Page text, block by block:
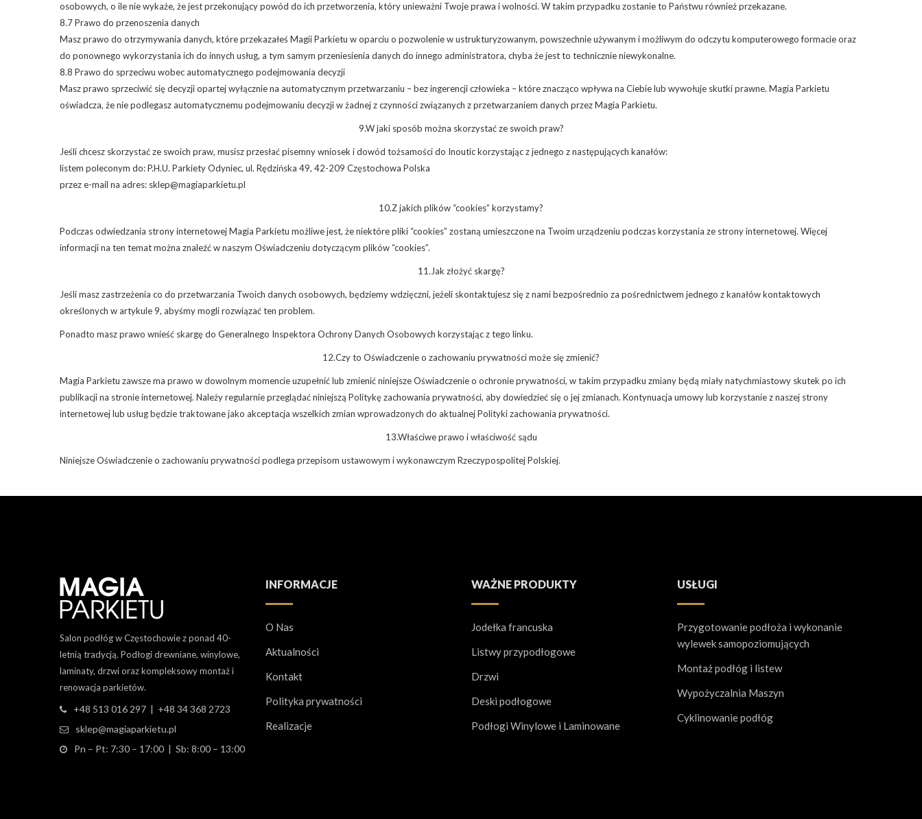
osobowych, o ile nie wykaże, że jest przekonujący powód do ich przetworzenia, który unieważni Twoje prawa i wolności. W takim przypadku zostanie to Państwu również przekazane.
8.7 Prawo do przenoszenia danych
Masz prawo do otrzymywania danych, które przekazałeś Magii Parkietu w oparciu o pozwolenie w ustrukturyzowanym, powszechnie używanym i możliwym do odczytu komputerowego formacie oraz
do ponownego wykorzystania ich do innych usług, a tym samym przeniesienia danych do innego administratora, chyba że jest to technicznie niewykonalne.
8.8 Prawo do sprzeciwu wobec automatycznego podejmowania decyzji
Masz prawo sprzeciwić się decyzji opartej wyłącznie na automatycznym przetwarzaniu – bez ingerencji człowieka – które znacząco wpływa na Ciebie lub wywołuje skutki prawne. Magia Parkietu
oświadcza, że ​​nie podlegasz automatycznemu podejmowaniu decyzji w żadnej z czynności związanych z przetwarzaniem danych przez Magia Parkietu.
9.W jaki sposób można skorzystać ze swoich praw?
Jeśli chcesz skorzystać ze swoich praw, musisz przesłać pisemny wniosek i dowód tożsamości do Inoutic korzystając z jednego z następujących kanałów:
listem poleconym do: P.H.U. Parkiety Odyniec, ul. Rędzińska 49, 42-209 Częstochowa Polska
przez e-mail na adres: sklep@magiaparkietu.pl
10.Z jakich plików “cookies” korzystamy?
Podczas odwiedzania strony internetowej Magia Parkietu możliwe jest, że niektóre pliki “cookies” zostaną umieszczone na Twoim urządzeniu podczas korzystania ze strony internetowej. Więcej
informacji na ten temat można znaleźć w naszym Oświadczeniu dotyczącym plików “cookies”.
11.Jak złożyć skargę?
Jeśli masz zastrzeżenia co do przetwarzania Twoich danych osobowych, będziemy wdzięczni, jeżeli skontaktujesz się z nami bezpośrednio za pośrednictwem jednego z kanałów kontaktowych
określonych w artykule 9, abyśmy mogli rozwiązać ten problem.
Ponadto masz prawo wnieść skargę do Generalnego Inspektora Ochrony Danych Osobowych korzystając z tego linku.
12.Czy to Oświadczenie o zachowaniu prywatności może się zmienić?
Magia Parkietu zawsze ma prawo w dowolnym momencie uzupełnić lub zmienić niniejsze Oświadczenie o ochronie prywatności, w takim przypadku zmiany będą miały natychmiastowy skutek po ich
publikacji na stronie internetowej. Należy regularnie przeglądać niniejszą Politykę zachowania prywatności, aby dowiedzieć się o jej zmianach. Kontynuacja umowy lub korzystanie z naszej strony
internetowej lub usług będzie traktowane jako akceptacja wszelkich zmian wprowadzonych do aktualnej Polityki zachowania prywatności.
13.Właściwe prawo i właściwość sądu
Niniejsze Oświadczenie o zachowaniu prywatności podlega przepisom ustawowym i wykonawczym Rzeczypospolitej Polskiej.
Salon podłóg w Częstochowie z ponad 40-
letnią tradycją. Podłogi drewniane, winylowe,
laminaty, drzwi oraz kompleksowy montaż i
renowacja parkietów.
+48 513 016 297 | +48 34 368 2723
sklep@magiaparkietu.pl
Pn – Pt: 7:30 – 17:00 | Sb: 8:00 – 13:00
INFORMACJE
O Nas
Aktualności
Kontakt
Polityka prywatności
Realizacje
WAŻNE PRODUKTY
Jodełka francuska
Listwy przypodłogowe
Drzwi
Deski podłogowe
Podłogi Winylowe i Laminowane
USŁUGI
Przygotowanie podłoża i wykonanie
wylewek samopoziomujących
Montaż podłóg i listew
Wypożyczalnia Maszyn
Cyklinowanie podłóg